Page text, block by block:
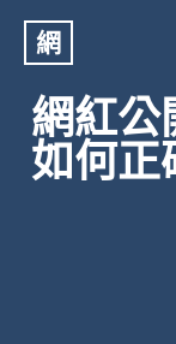
網
網紅公
如何正